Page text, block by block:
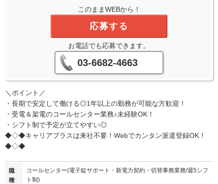
このままWEBから！
応募する
お電話でも応募できます。
03-6682-4663
＼ポイント／
・長期で安定して働ける◎1年以上の勤務が可能な方歓迎！
・受電＆架電のコールセンター業務♪未経験OK！
・シフト制で予定が立てやすい◎
◆◇◆キャリアプラスは来社不要！Webでカンタン派遣登録OK！
◆◇◆
職
種
コールセンター(電子錠サポート・新電力契約・切替事務業務/週5シフ
ト制)